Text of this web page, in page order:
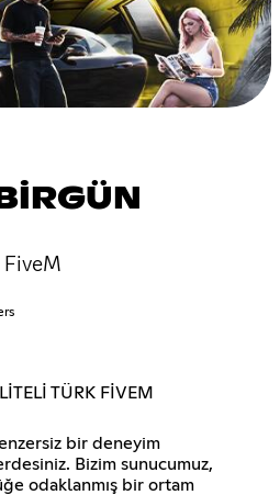
FiveM
TÜRK FİVEM
bir deneyim
Bizim sunucumuz,
odaklanmış bir ortam